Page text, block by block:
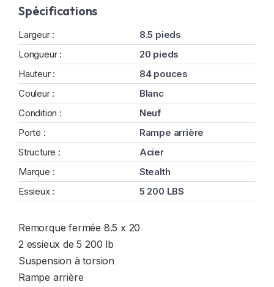
Spécifications
Largeur :
8.5 pieds
Longueur :
20 pieds
Hauteur :
84 pouces
Couleur :
Blanc
Condition :
Neuf
Porte :
Rampe arrière
Structure :
Acier
Marque :
Stealth
Essieux :
5 200 LBS
Remorque fermée 8.5 x 20
2 essieux de 5 200 lb
Suspension à torsion
Rampe arrière